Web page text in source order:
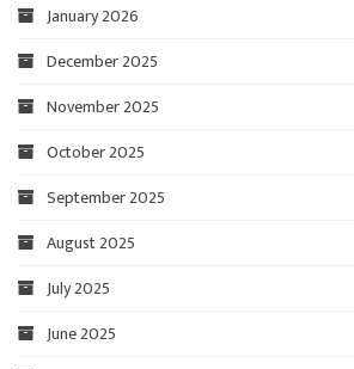
January 2026
December 2025
November 2025
October 2025
September 2025
August 2025
July 2025
June 2025